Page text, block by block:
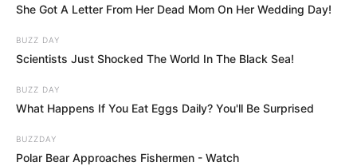
szerint a régi bizonyítékok továbbra is elérhetőek,
és a magyar társadalomnak joga van megismerni a
teljes, kendőzetlen igazságot. A politikus
álláspontja szerint a köztársasági elnök múltbéli
tettei nem maradhatnak alapos és független
vádakról van szó, mint magyar termőföldek
She Got A Letter From Her Dead Mom On Her Wedding Day!
BUZZ DAY
Scientists Just Shocked The World In The Black Sea!
BUZZ DAY
What Happens If You Eat Eggs Daily? You'll Be Surprised
BUZZDAY
Polar Bear Approaches Fishermen - Watch